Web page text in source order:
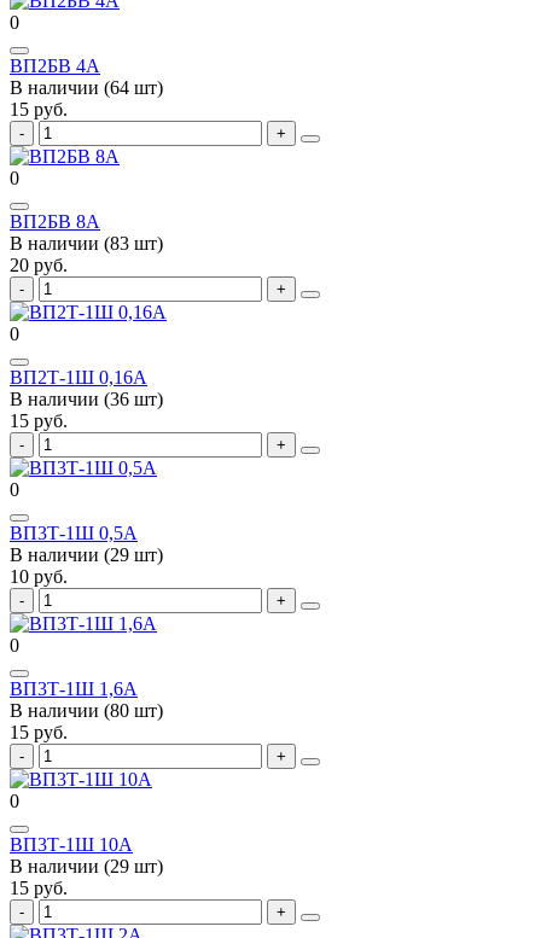
0
ВП2БВ 4А
В наличии (64 шт)
15 руб.
0
ВП2БВ 8А
В наличии (83 шт)
20 руб.
0
ВП2Т-1Ш 0,16А
В наличии (36 шт)
15 руб.
0
ВП3Т-1Ш 0,5А
В наличии (29 шт)
10 руб.
0
ВП3Т-1Ш 1,6А
В наличии (80 шт)
15 руб.
0
ВП3Т-1Ш 10А
В наличии (29 шт)
15 руб.